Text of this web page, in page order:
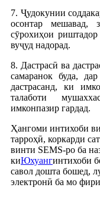
7. Ҷудокунии
осонтар мешавад,
сӯрохиҳои
вуҷуд надорад.
8. Дастрасӣ ва
самаранок буда,
дастрасанд, ки
талаботи
имконпазир гардад.
Ҳангоми интихоби
тарроҳӣ, коркарди
винти SEMS-ро ба
киЮхуангинтихоби
савол дошта бошед,
электронӣ ба мо